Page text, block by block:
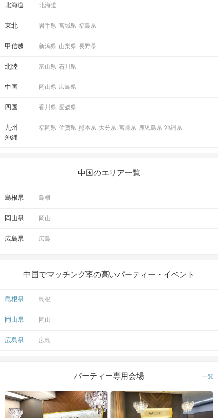
北海道 北海道
東北 岩手県 宮城県 福島県
甲信越 新潟県 山梨県 長野県
北陸 富山県 石川県
中国 岡山県 広島県
四国 香川県 愛媛県
九州
沖縄
福岡県 佐賀県 熊本県 大分県 宮崎県 鹿児島県 沖縄県
中国のエリア一覧
島根県 島根
岡山県 岡山
広島県 広島
中国でマッチング率の高いパーティー・イベント
島根県 島根
岡山県 岡山
広島県 広島
パーティー専用会場 一覧